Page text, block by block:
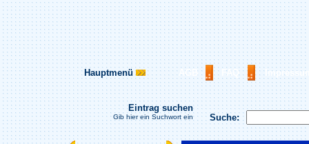
Hauptmenü AGB FAQ
Suche:
Eintrag suchen
Gib hier ein Suchwort ein